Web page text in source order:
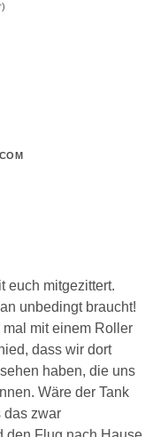
euch mitgezittert.
unbedingt braucht!
mit einem Roller
dass wir dort
haben, die uns
Wäre der Tank
das zwar